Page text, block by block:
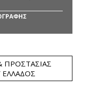
ΠΡΟΣΤΑΣΊΑΣ